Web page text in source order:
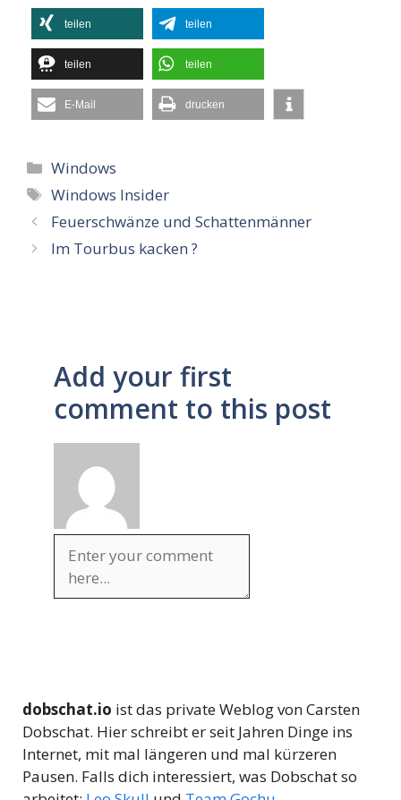
teilen teilen
teilen teilen
E-Mail drucken
Kategorien
Windows
Schlagwörter
Windows Insider
Feuerschwänze und Schattenmänner
Im Tourbus kacken ?
Add your first
comment to this post
dobschat.io ist das private Weblog von Carsten
Dobschat. Hier schreibt er seit Jahren Dinge ins
Internet, mit mal längeren und mal kürzeren
Pausen. Falls dich interessiert, was Dobschat so